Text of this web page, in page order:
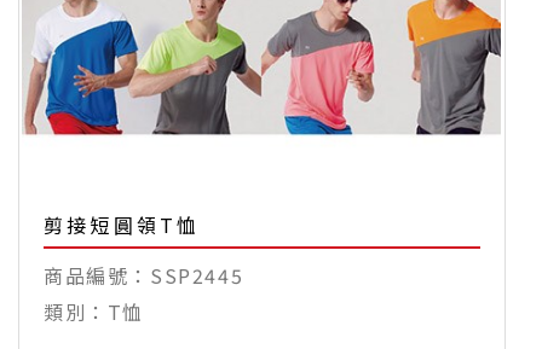
剪接短圓領T恤
SSP2445
T恤